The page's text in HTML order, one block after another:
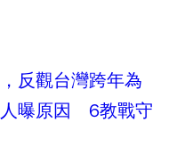
反觀台灣跨年為
曝原因 6教戰守